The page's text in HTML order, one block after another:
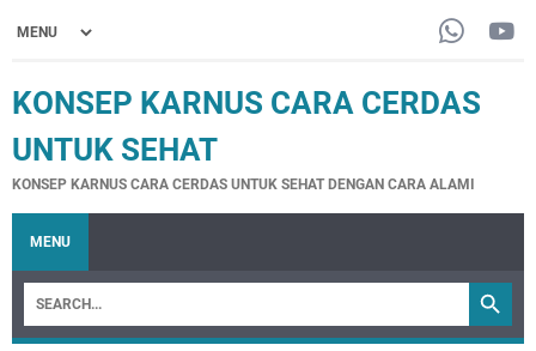
KONSEP KARNUS CARA CERDAS
UNTUK SEHAT
KONSEP KARNUS CARA CERDAS UNTUK SEHAT DENGAN CARA ALAMI
MENU